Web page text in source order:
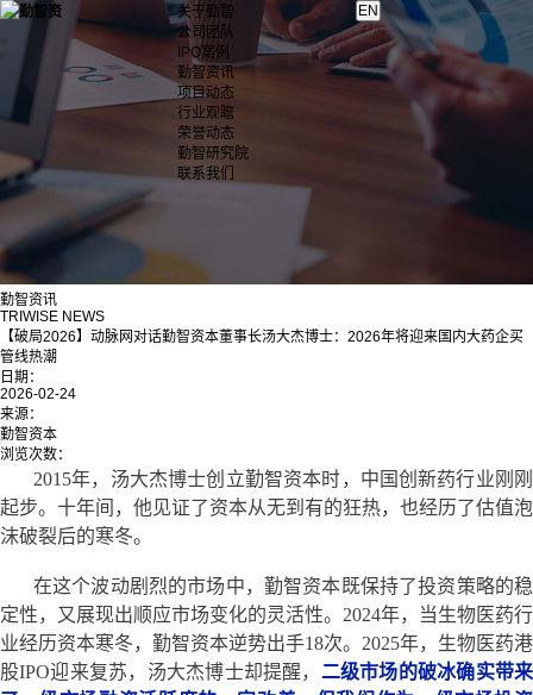
关于勤智
公司团队
IPO案例
勤智资讯
项目动态
行业观瞻
荣誉动态
勤智研究院
联系我们
勤智资讯
TRIWISE NEWS
【破局2026】动脉网对话勤智资本董事长汤大杰博士：2026年将迎来国内大药企买
管线热潮
日期：
2026-02-24
来源：
勤智资本
浏览次数：
2015年，汤大杰博士创立勤智资本时，中国创新药行业刚刚
起步。十年间，他见证了资本从无到有的狂热，也经历了估值泡
沫破裂后的寒冬。
在这个波动剧烈的市场中，勤智资本既保持了投资策略的稳
定性，又展现出顺应市场变化的灵活性。2024年，当生物医药行
业经历资本寒冬，勤智资本逆势出手18次。2025年，生物医药港
股IPO迎来复苏，汤大杰博士却提醒， 二级市场的破冰确实带来